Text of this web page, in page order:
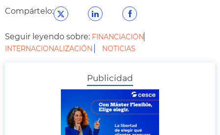
Compártelo:
Seguir leyendo sobre: FINANCIACIÓN
INTERNACIONALIZACIÓN
NOTICIAS
Publicidad